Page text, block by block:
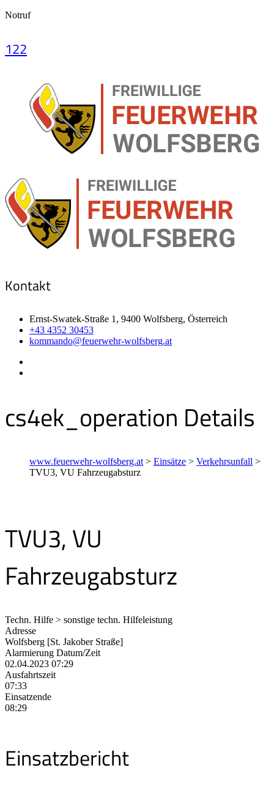
Notruf
122
Kontakt
Ernst-Swatek-Straße 1, 9400 Wolfsberg, Österreich
+43 4352 30453
kommando@feuerwehr-wolfsberg.at
cs4ek_operation Details
www.feuerwehr-wolfsberg.at > Einsätze > Verkehrsunfall >
TVU3, VU Fahrzeugabsturz
TVU3, VU
Fahrzeugabsturz
Techn. Hilfe > sonstige techn. Hilfeleistung
Adresse
Wolfsberg [St. Jakober Straße]
Alarmierung Datum/Zeit
02.04.2023 07:29
Ausfahrtszeit
07:33
Einsatzende
08:29
Einsatzbericht